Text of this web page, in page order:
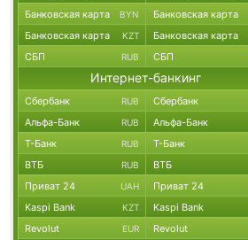
Банковская карта BYN Банковская карта
Банковская карта KZT Банковская карта
СБП RUB СБП
Интернет-банкинг
Сбербанк RUB Сбербанк
Альфа-Банк RUB Альфа-Банк
Т-Банк RUB Т-Банк
ВТБ RUB ВТБ
Приват 24 UAH Приват 24
Kaspi Bank KZT Kaspi Bank
Revolut EUR Revolut